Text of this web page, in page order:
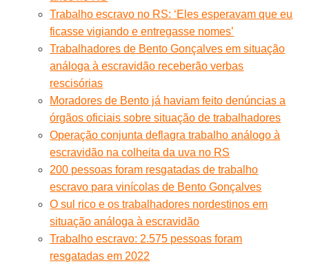
Trabalho escravo no RS: ‘Eles esperavam que eu
ficasse vigiando e entregasse nomes’
Trabalhadores de Bento Gonçalves em situação
análoga à escravidão receberão verbas
rescisórias
Moradores de Bento já haviam feito denúncias a
órgãos oficiais sobre situação de trabalhadores
Operação conjunta deflagra trabalho análogo à
escravidão na colheita da uva no RS
200 pessoas foram resgatadas de trabalho
escravo para vinícolas de Bento Gonçalves
O sul rico e os trabalhadores nordestinos em
situação análoga à escravidão
Trabalho escravo: 2.575 pessoas foram
resgatadas em 2022